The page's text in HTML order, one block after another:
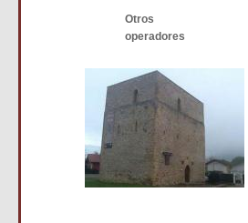
Otros
operadores